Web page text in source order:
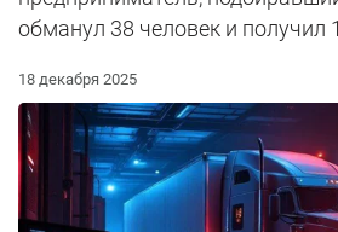
обманул 38 человек и получил
18 декабря 2025